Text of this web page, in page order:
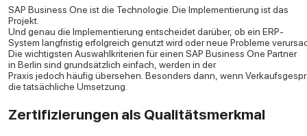
SAP Business One ist die Technologie. Die Implementierung ist das
Projekt.
Und genau die Implementierung entscheidet darüber, ob ein ERP-
System langfristig erfolgreich genutzt wird oder neue Probleme
Die wichtigsten Auswahlkriterien für einen SAP Business One Partner
in Berlin sind grundsätzlich einfach, werden in der
Praxis jedoch häufig übersehen. Besonders dann, wenn
die tatsächliche Umsetzung.
Zertifizierungen als Qualitätsmerkmal